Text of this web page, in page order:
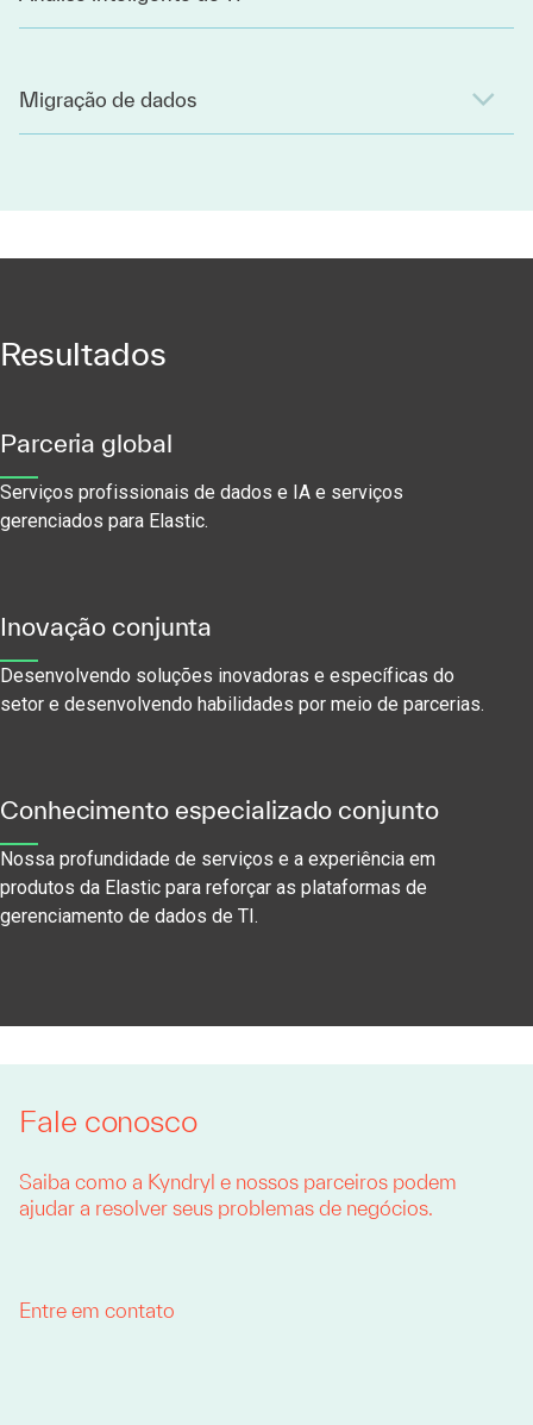
Migração de dados
Resultados
Parceria global
Serviços profissionais de dados e IA e serviços
gerenciados para Elastic.
Inovação conjunta
Desenvolvendo soluções inovadoras e específicas do
setor e desenvolvendo habilidades por meio de parcerias.
Conhecimento especializado conjunto
Nossa profundidade de serviços e a experiência em
produtos da Elastic para reforçar as plataformas de
gerenciamento de dados de TI.
Fale conosco
Saiba como a Kyndryl e nossos parceiros podem
ajudar a resolver seus problemas de negócios.
Entre em contato